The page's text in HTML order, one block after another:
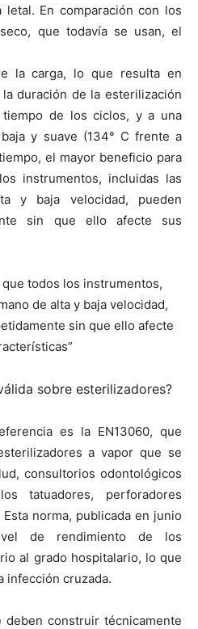
En comparación con los
que todavía se usan, el
la carga, lo que resulta en
duración de la esterilización
de los ciclos, y a una
y suave (134° C frente a
el mayor beneficio para
instrumentos, incluidas las
y baja velocidad, pueden
sin que ello afecte sus
todos los instrumentos,
de alta y baja velocidad,
sin que ello afecte
sobre esterilizadores?
es la EN13060, que
a vapor que se
consultorios odontológicos
tatuadores, perforadores
norma, publicada en junio
de rendimiento de los
al grado hospitalario, lo que
infección cruzada.
deben construir técnicamente